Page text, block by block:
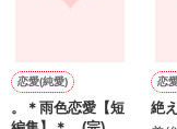
シゴデキで冷徹な上
※表紙も作中使用の
恋愛(純愛)
。＊雨色恋愛【短
恋
絶